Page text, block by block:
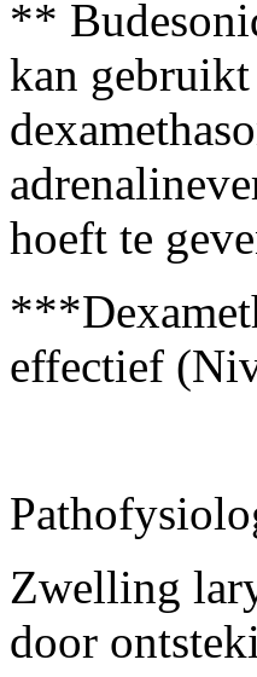
**
kan
hoeft te
effectief
Zwelling
door